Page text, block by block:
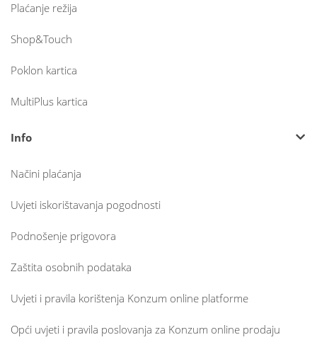
Plaćanje režija
Shop&Touch
Poklon kartica
MultiPlus kartica
Info
Načini plaćanja
Uvjeti iskorištavanja pogodnosti
Podnošenje prigovora
Zaštita osobnih podataka
Uvjeti i pravila korištenja Konzum online platforme
Opći uvjeti i pravila poslovanja za Konzum online prodaju